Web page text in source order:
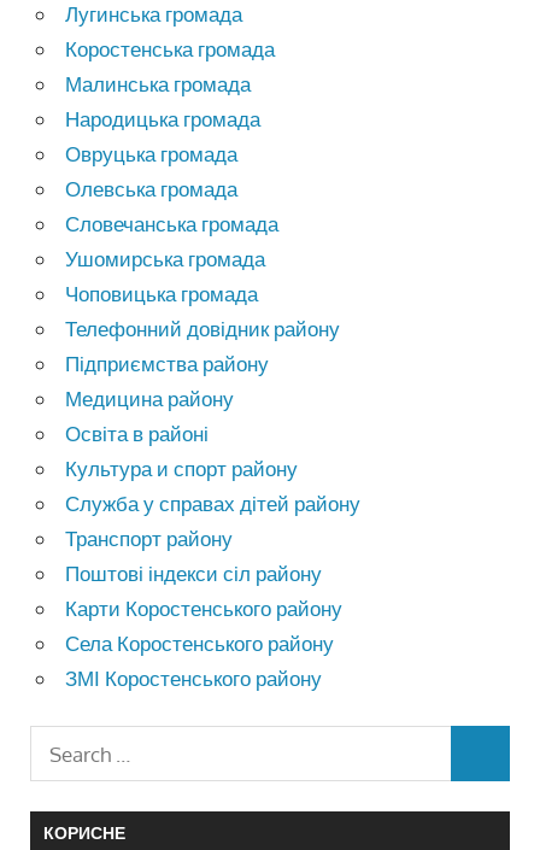
Лугинська громада
Коростенська громада
Малинська громада
Народицька громада
Овруцька громада
Олевська громада
Словечанська громада
Ушомирська громада
Чоповицька громада
Телефонний довідник району
Підприємства району
Медицина району
Освіта в районі
Культура и спорт району
Служба у справах дітей району
Транспорт району
Поштові індекси сіл району
Карти Коростенського району
Села Коростенського району
ЗМІ Коростенського району
КОРИСНЕ